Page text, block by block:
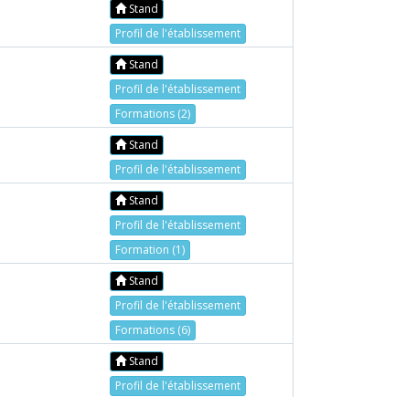
Stand
Profil de l'établissement
Stand
Profil de l'établissement
Formations (2)
Stand
Profil de l'établissement
Stand
Profil de l'établissement
Formation (1)
Stand
Profil de l'établissement
Formations (6)
Stand
Profil de l'établissement